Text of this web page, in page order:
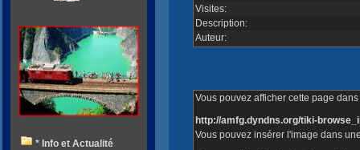
Visites:
Description:
Auteur:
Vous pouvez afficher cette page
http://amfg.dyndns.org/tiki-
Vous pouvez insérer l'image dans
* Info et Actualité